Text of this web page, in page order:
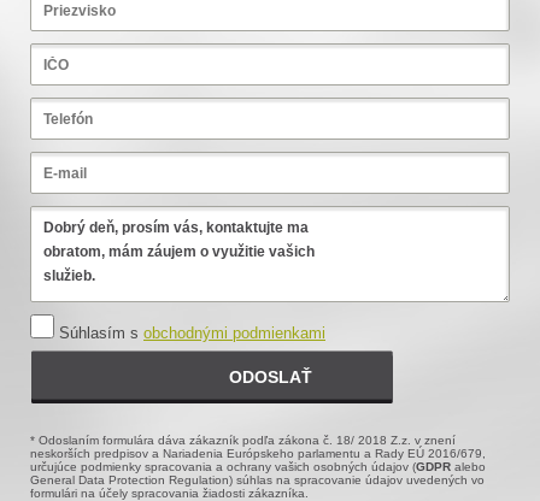
Súhlasím s obchodnými podmienkami
* Odoslaním formulára dáva zákazník podľa zákona č. 18/ 2018 Z.z. v znení
neskorších predpisov a Nariadenia Európskeho parlamentu a Rady EÚ 2016/679,
určujúce podmienky spracovania a ochrany vašich osobných údajov (GDPR alebo
General Data Protection Regulation) súhlas na spracovanie údajov uvedených vo
formulári na účely spracovania žiadosti zákazníka.